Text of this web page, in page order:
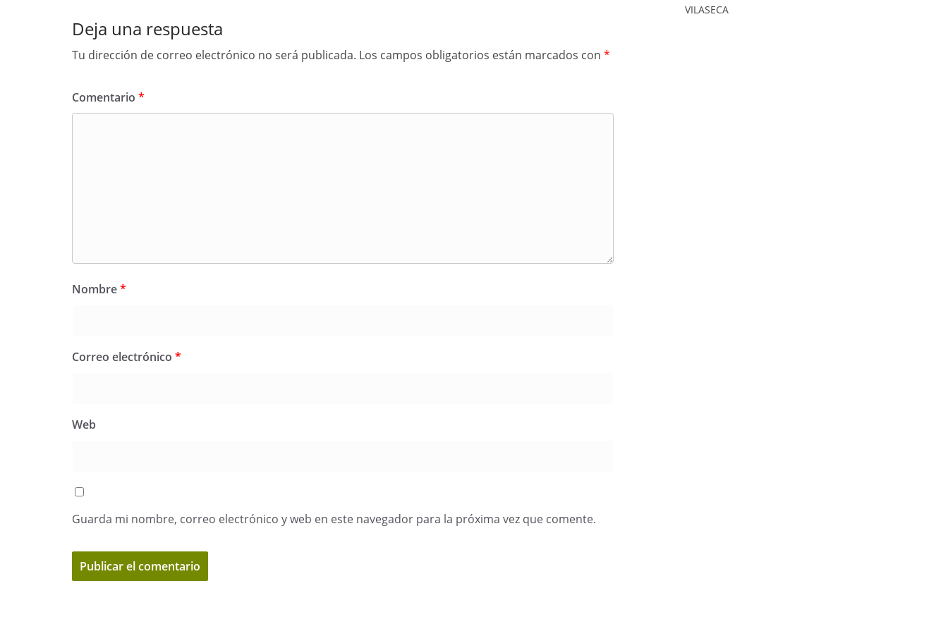
Deja una respuesta
Tu dirección de correo electrónico no será publicada. Los campos obligatorios están marcados con *
Comentario *
Nombre*
Correo electrónico *
Web
Guarda mi nombre, correo electrónico y web en este navegador para la próxima vez que comente.
VILASECA